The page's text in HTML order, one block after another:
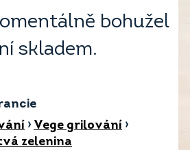
bohužel
skladem.
› Vege grilování ›
zelenina